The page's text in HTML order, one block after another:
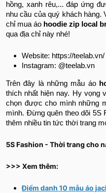
hồng, xanh rêu,... đáp ứng
nhu cầu của quý khách hàng.
chỉ mua áo hoodie zip local
qua địa chỉ này nhé!
Website: https://teelab.vn/
Instagram: @teelab.vn
Trên đây là những mẫu áo
thích nhất hiện nay. Hy vọng
chọn được cho mình những
mình. Đừng quên theo dõi 5S
thêm nhiều tin tức thời trang
5S Fashion - Thời trang cho
>>> Xem thêm:
Điểm danh 10 mẫu áo